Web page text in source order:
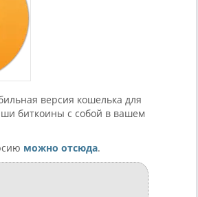
версия кошелька для
биткоины с собой в вашем
можно отсюда.